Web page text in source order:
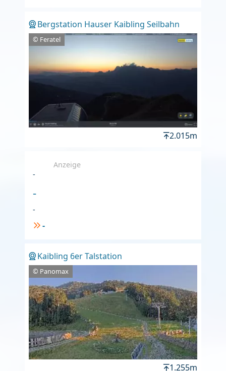
Bergstation Hauser Kaibling Seilbahn
© Feratel
2.015m
Anzeige
-
-
-
-
Kaibling 6er Talstation
© Panomax
1.255m